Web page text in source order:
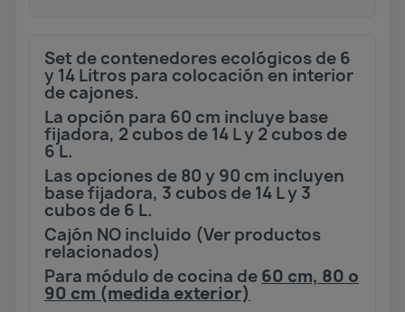
Set de contenedores ecológicos de 6
y 14 Litros para colocación en interior
de cajones.
La opción para 60 cm incluye base
fijadora, 2 cubos de 14 L y 2 cubos de
6 L.
Las opciones de 80 y 90 cm incluyen
base fijadora, 3 cubos de 14 L y 3
cubos de 6 L.
Cajón NO incluido (Ver productos
relacionados)
Para módulo de cocina de 60 cm, 80 o
90 cm (medida exterior)